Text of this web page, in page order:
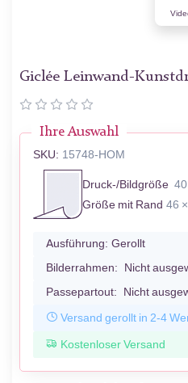
Giclée Leinwand-
Ihre Auswahl
SKU: 15748-HOM
Druck-/Bildgröße
Größe mit Rand 46
Ausführung: Gerollt
Bilderrahmen: Nicht
Passepartout: Nicht
Versand gerollt in 2-4
Kostenloser Versand